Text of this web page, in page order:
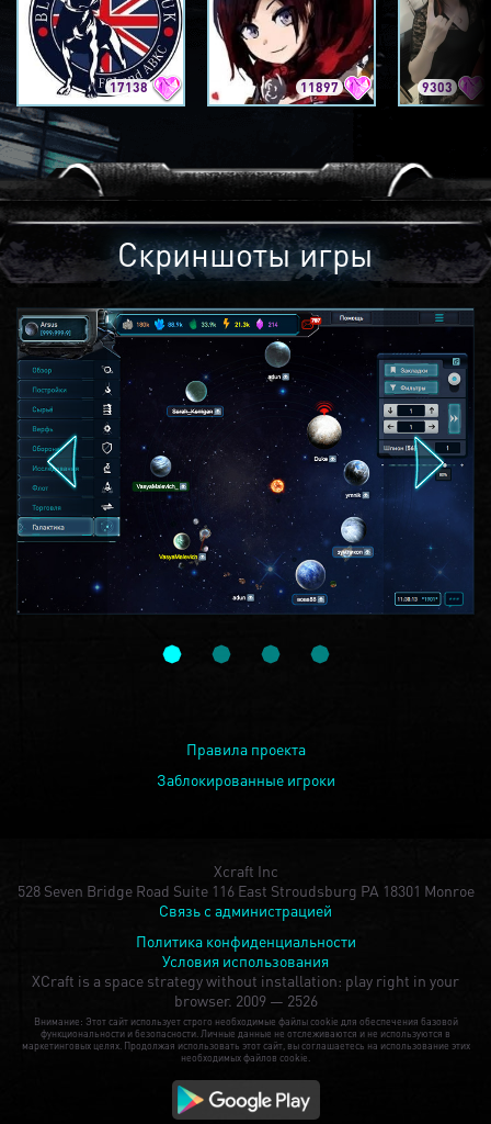
17138 11897 9303
Скриншоты игры
Правила проекта
Заблокированные игроки
Xcraft Inc
528 Seven Bridge Road Suite 116 East Stroudsburg PA 18301 Monroe
Связь с администрацией
Политика конфиденциальности
Условия использования
XCraft is a space strategy without installation: play right in your
browser. 2009 — 2526
Внимание: Этот сайт использует строго необходимые файлы cookie для обеспечения базовой
функциональности и безопасности. Личные данные не отслеживаются и не используются в
маркетинговых целях. Продолжая использовать этот сайт, вы соглашаетесь на использование этих
необходимых файлов cookie.